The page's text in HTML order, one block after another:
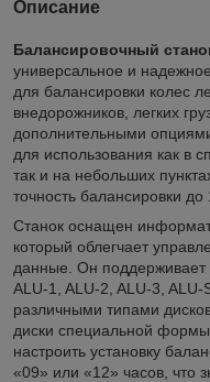
Описание
Балансировочный
универсальное и
для балансировки колес
внедорожников, легких
дополнительными
для использования как в
так и на небольших
точность балансировки до
Станок оснащен
который облегчает
данные. Он поддерживает
ALU-1, ALU-2, ALU-3, ALU-
различными типами
диски специальной
настроить установку
«09» или «12» часов, что